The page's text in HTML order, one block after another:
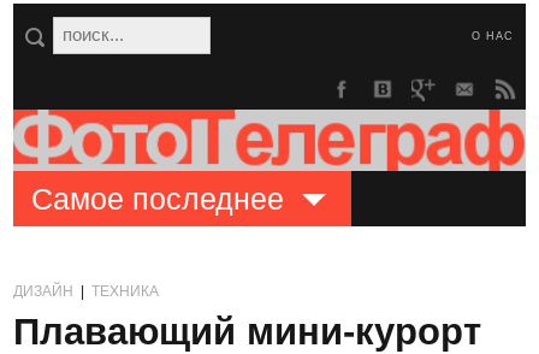
О НАС
Самое последнее
ДИЗАЙН |ТЕХНИКА
Плавающий мини-курорт